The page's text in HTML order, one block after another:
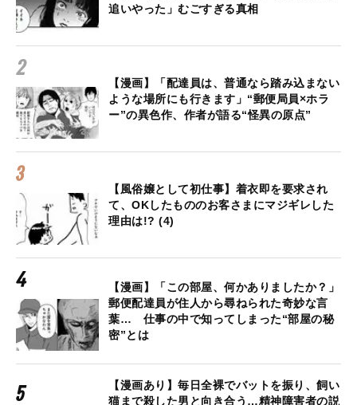
追いやった」むごすぎる真相
【漫画】「配達員は、普通なら踏み込まない
ような場所にも行きます」“郵便局員×ホラ
ー”の異色作、作者が語る“怪異の原点”
【風俗嬢として初仕事】着衣即を要求され
て、OKしたもののお客さまにマジギレした
理由は!? (4)
【漫画】「この部屋、何かありましたか？」
郵便配達員が住人から尋ねられた奇妙な言
葉… 仕事の中で知ってしまった“部屋の秘
密”とは
【漫画あり】毎日全裸でバットを振り、飼い
猫まで殺した男と向き合う…精神障害者の説